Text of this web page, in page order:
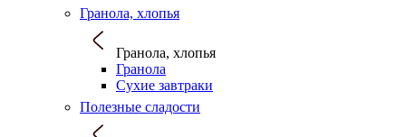
Гранола, хлопья
Гранола, хлопья
Гранола
Сухие завтраки
Полезные сладости